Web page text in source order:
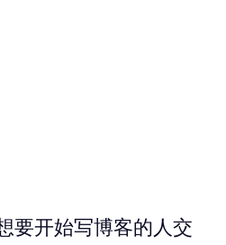
要开始写博客的人交